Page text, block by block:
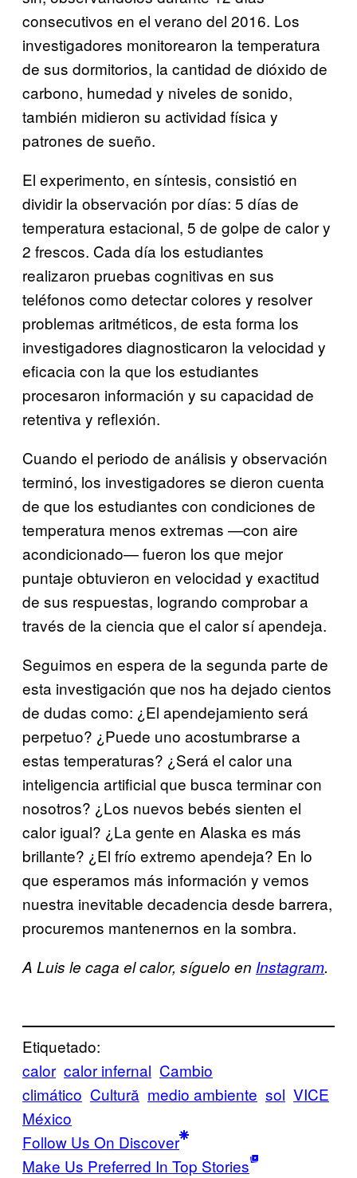
consecutivos en el verano del 2016. Los
investigadores monitorearon la temperatura
de sus dormitorios, la cantidad de dióxido de
carbono, humedad y niveles de sonido,
también midieron su actividad física y
patrones de sueño.
El experimento, en síntesis, consistió en
dividir la observación por días: 5 días de
temperatura estacional, 5 de golpe de calor y
2 frescos. Cada día los estudiantes
realizaron pruebas cognitivas en sus
teléfonos como detectar colores y resolver
problemas aritméticos, de esta forma los
investigadores diagnosticaron la velocidad y
eficacia con la que los estudiantes
procesaron información y su capacidad de
retentiva y reflexión.
Cuando el periodo de análisis y observación
terminó, los investigadores se dieron cuenta
de que los estudiantes con condiciones de
temperatura menos extremas —con aire
acondicionado— fueron los que mejor
puntaje obtuvieron en velocidad y exactitud
de sus respuestas, logrando comprobar a
través de la ciencia que el calor sí apendeja.
Seguimos en espera de la segunda parte de
esta investigación que nos ha dejado cientos
de dudas como: ¿El apendejamiento será
perpetuo? ¿Puede uno acostumbrarse a
estas temperaturas? ¿Será el calor una
inteligencia artificial que busca terminar con
nosotros? ¿Los nuevos bebés sienten el
calor igual? ¿La gente en Alaska es más
brillante? ¿El frío extremo apendeja? En lo
que esperamos más información y vemos
nuestra inevitable decadencia desde barrera,
procuremos mantenernos en la sombra.
A Luis le caga el calor, síguelo en Instagram.
Etiquetado:
calor calor infernal Cambio
climático Cultură medio ambiente sol VICE
México
Follow Us On Discover
Make Us Preferred In Top Stories